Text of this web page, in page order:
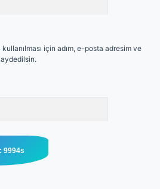
için adım, e-posta adresim ve